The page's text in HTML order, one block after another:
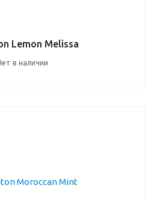
Lemon Melissa
в наличии